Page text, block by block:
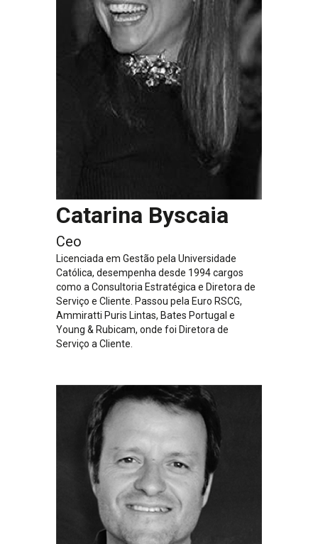
Catarina Byscaia
Ceo
Licenciada em Gestão pela Universidade
Católica, desempenha desde 1994 cargos
como a Consultoria Estratégica e Diretora de
Serviço e Cliente. Passou pela Euro RSCG,
Ammiratti Puris Lintas, Bates Portugal e
Young & Rubicam, onde foi Diretora de
Serviço a Cliente.